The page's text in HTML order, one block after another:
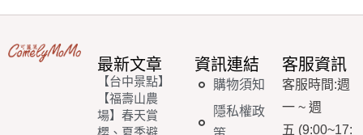
最新文章
【台中景點】
【福壽山農
場】春天賞
資訊連結
購物須知
隱私權政
客服資訊
客服時間:週
一 ~ 週
五 (9:00~17: